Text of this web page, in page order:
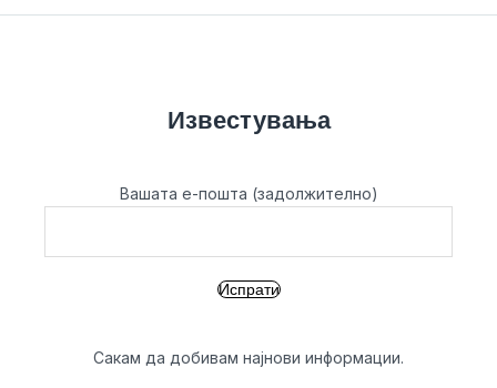
Известувања
Вашата е-пошта (задолжително)
Сакам да добивам најнови информации.